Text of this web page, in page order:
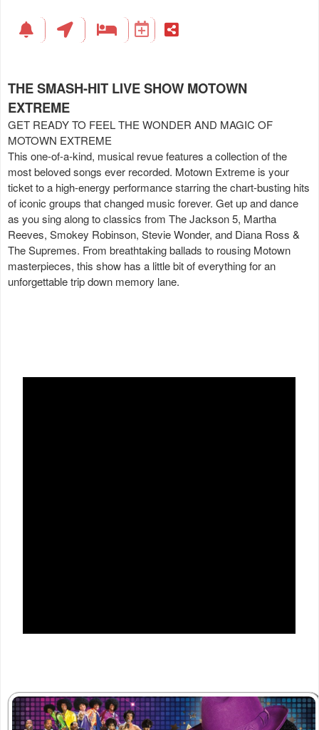
THE SMASH-HIT LIVE SHOW MOTOWN
EXTREME
GET READY TO FEEL THE WONDER AND MAGIC OF
MOTOWN EXTREME
This one-of-a-kind, musical revue features a collection of the
most beloved songs ever recorded. Motown Extreme is your
ticket to a high-energy performance starring the chart-busting hits
of iconic groups that changed music forever. Get up and dance
as you sing along to classics from The Jackson 5, Martha
Reeves, Smokey Robinson, Stevie Wonder, and Diana Ross &
The Supremes. From breathtaking ballads to rousing Motown
masterpieces, this show has a little bit of everything for an
unforgettable trip down memory lane.